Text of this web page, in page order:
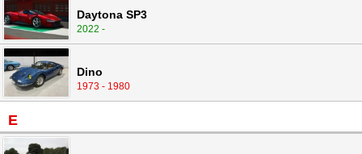
Daytona SP3
2022 -
Dino
1973 - 1980
E